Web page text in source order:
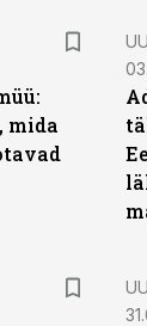
mida